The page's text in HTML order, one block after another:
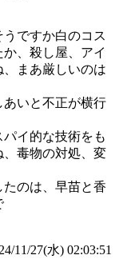
ですか白のコス
、殺し屋、アイ
、まあ厳しいのは
あいと不正が横行
イ的な技術をも
、毒物の対処、変
のは、早苗と香
11/27(水) 02:03:51